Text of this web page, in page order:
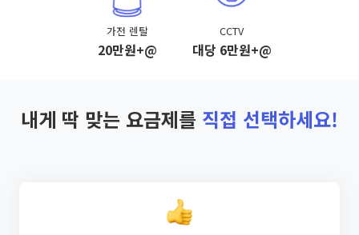
가전 렌탈
20만원+@
CCTV
대당 6만원+@
내게 딱 맞는 요금제를 직접 선택하세요!